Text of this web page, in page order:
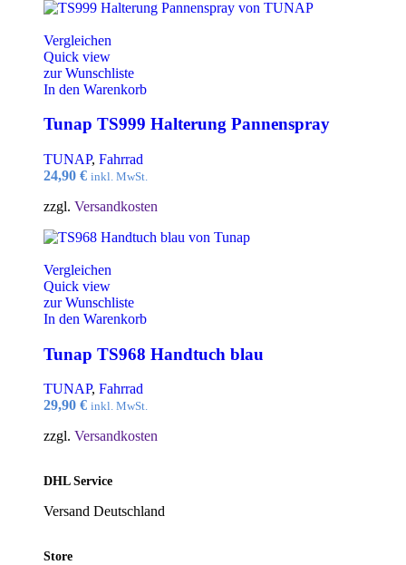
Vergleichen
Quick view
zur Wunschliste
In den Warenkorb
Tunap TS999 Halterung Pannenspray
TUNAP, Fahrrad
24,90 € inkl. MwSt.
zzgl. Versandkosten
Vergleichen
Quick view
zur Wunschliste
In den Warenkorb
Tunap TS968 Handtuch blau
TUNAP, Fahrrad
29,90 € inkl. MwSt.
zzgl. Versandkosten
DHL Service
Versand Deutschland
Store